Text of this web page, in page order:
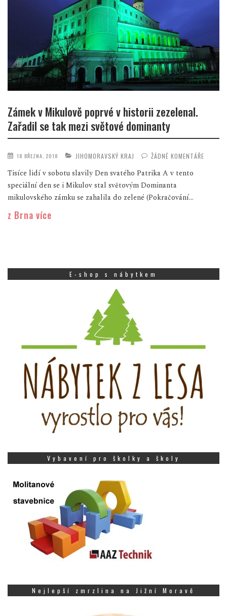
Zámek v Mikulově poprvé v historii zezelenal.
Zařadil se tak mezi světové dominanty
18 BŘEZNA, 2018 JIHOMORAVSKÝ KRAJ ŽÁDNÉ KOMENTÁŘE
Tisíce lidí v sobotu slavily Den svatého Patrika A v tento
speciální den se i Mikulov stal světovým Dominanta
mikulovského zámku se zahalila do zelené (Pokračování...
z Brna více
E-shop s nábytkem
Vybavení pro školky a školy
Nejlepší zmrzlina na Jižní Moravě